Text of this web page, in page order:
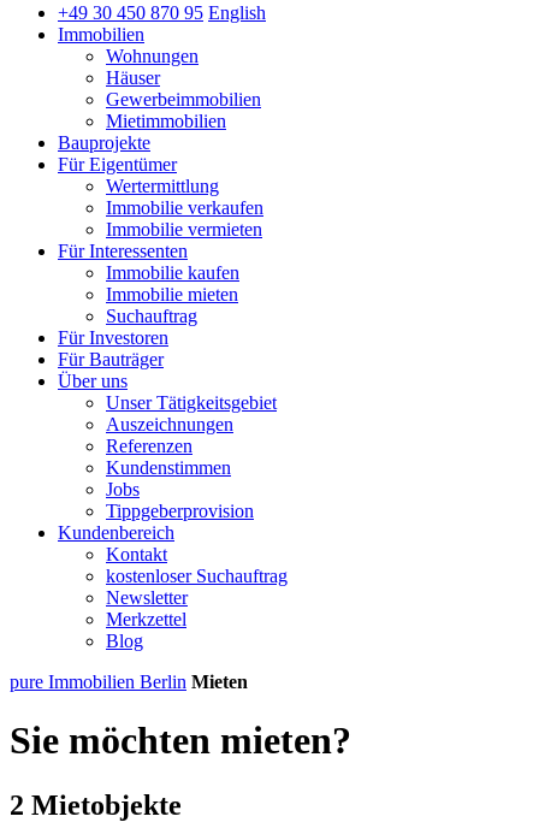
+49 30 450 870 95 English
Immobilien
Wohnungen
Häuser
Gewerbeimmobilien
Mietimmobilien
Bauprojekte
Für Eigentümer
Wertermittlung
Immobilie verkaufen
Immobilie vermieten
Für Interessenten
Immobilie kaufen
Immobilie mieten
Suchauftrag
Für Investoren
Für Bauträger
Über uns
Unser Tätigkeitsgebiet
Auszeichnungen
Referenzen
Kundenstimmen
Jobs
Tippgeberprovision
Kundenbereich
Kontakt
kostenloser Suchauftrag
Newsletter
Merkzettel
Blog
pure Immobilien Berlin Mieten
Sie möchten mieten?
2 Mietobjekte